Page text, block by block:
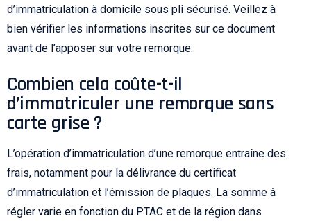
d’immatriculation à domicile sous pli sécurisé. Veillez à
bien vérifier les informations inscrites sur ce document
avant de l’apposer sur votre remorque.
Combien cela coûte-t-il
d’immatriculer une remorque sans
carte grise ?
L’opération d’immatriculation d’une remorque entraîne des
frais, notamment pour la délivrance du certificat
d’immatriculation et l’émission de plaques. La somme à
régler varie en fonction du PTAC et de la région dans